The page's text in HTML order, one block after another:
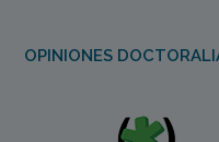
OPINIONES